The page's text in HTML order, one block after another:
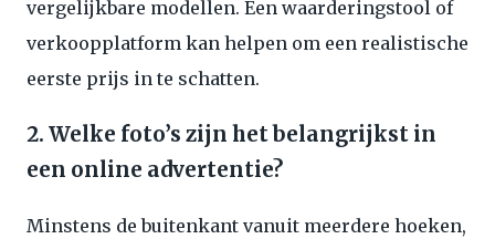
vergelijkbare modellen. Een waarderingstool of
verkoopplatform kan helpen om een realistische
eerste prijs in te schatten.
2. Welke foto’s zijn het belangrijkst in
een online advertentie?
Minstens de buitenkant vanuit meerdere hoeken,